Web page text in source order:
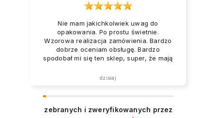
Nie mam jakichkolwiek uwag do
opakowania. Po prostu świetnie.
Wzorowa realizacja zamówienia. Bardzo
dobrze oceniam obsługę. Bardzo
spodobał mi się ten sklep, super, że mają
dzisiaj
zebranych i zweryfikowanych przez